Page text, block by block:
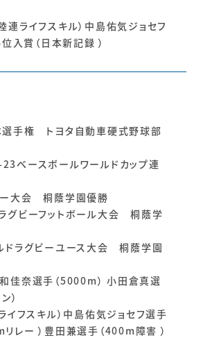
連ライフスキル）中島佑気ジョセフ
賞（日本新記録 ）
手権 トヨタ自動車硬式野球部
ベースボールワールドカップ連
大会 桐蔭学園優勝
グビーフットボール大会 桐蔭学
ドラグビーユース大会 桐蔭学園
佳奈選手（5000m） 小田倉真選
）
イフスキル）中島佑気ジョセフ選手
レー ）豊田兼選手（400m障害 ）